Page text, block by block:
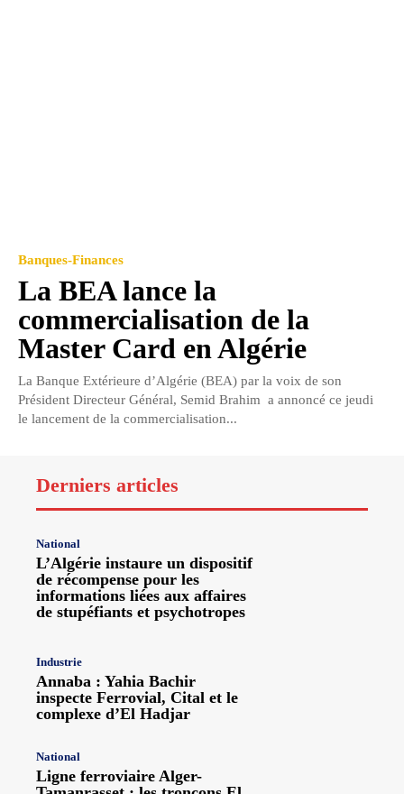
Banques-Finances
La BEA lance la
commercialisation de la
Master Card en Algérie
La Banque Extérieure d’Algérie (BEA) par la voix de son
Président Directeur Général, Semid Brahim a annoncé ce jeudi
le lancement de la commercialisation...
Derniers articles
National
L’Algérie instaure un dispositif
de récompense pour les
informations liées aux affaires
de stupéfiants et psychotropes
Industrie
Annaba : Yahia Bachir
inspecte Ferrovial, Cital et le
complexe d’El Hadjar
National
Ligne ferroviaire Alger-